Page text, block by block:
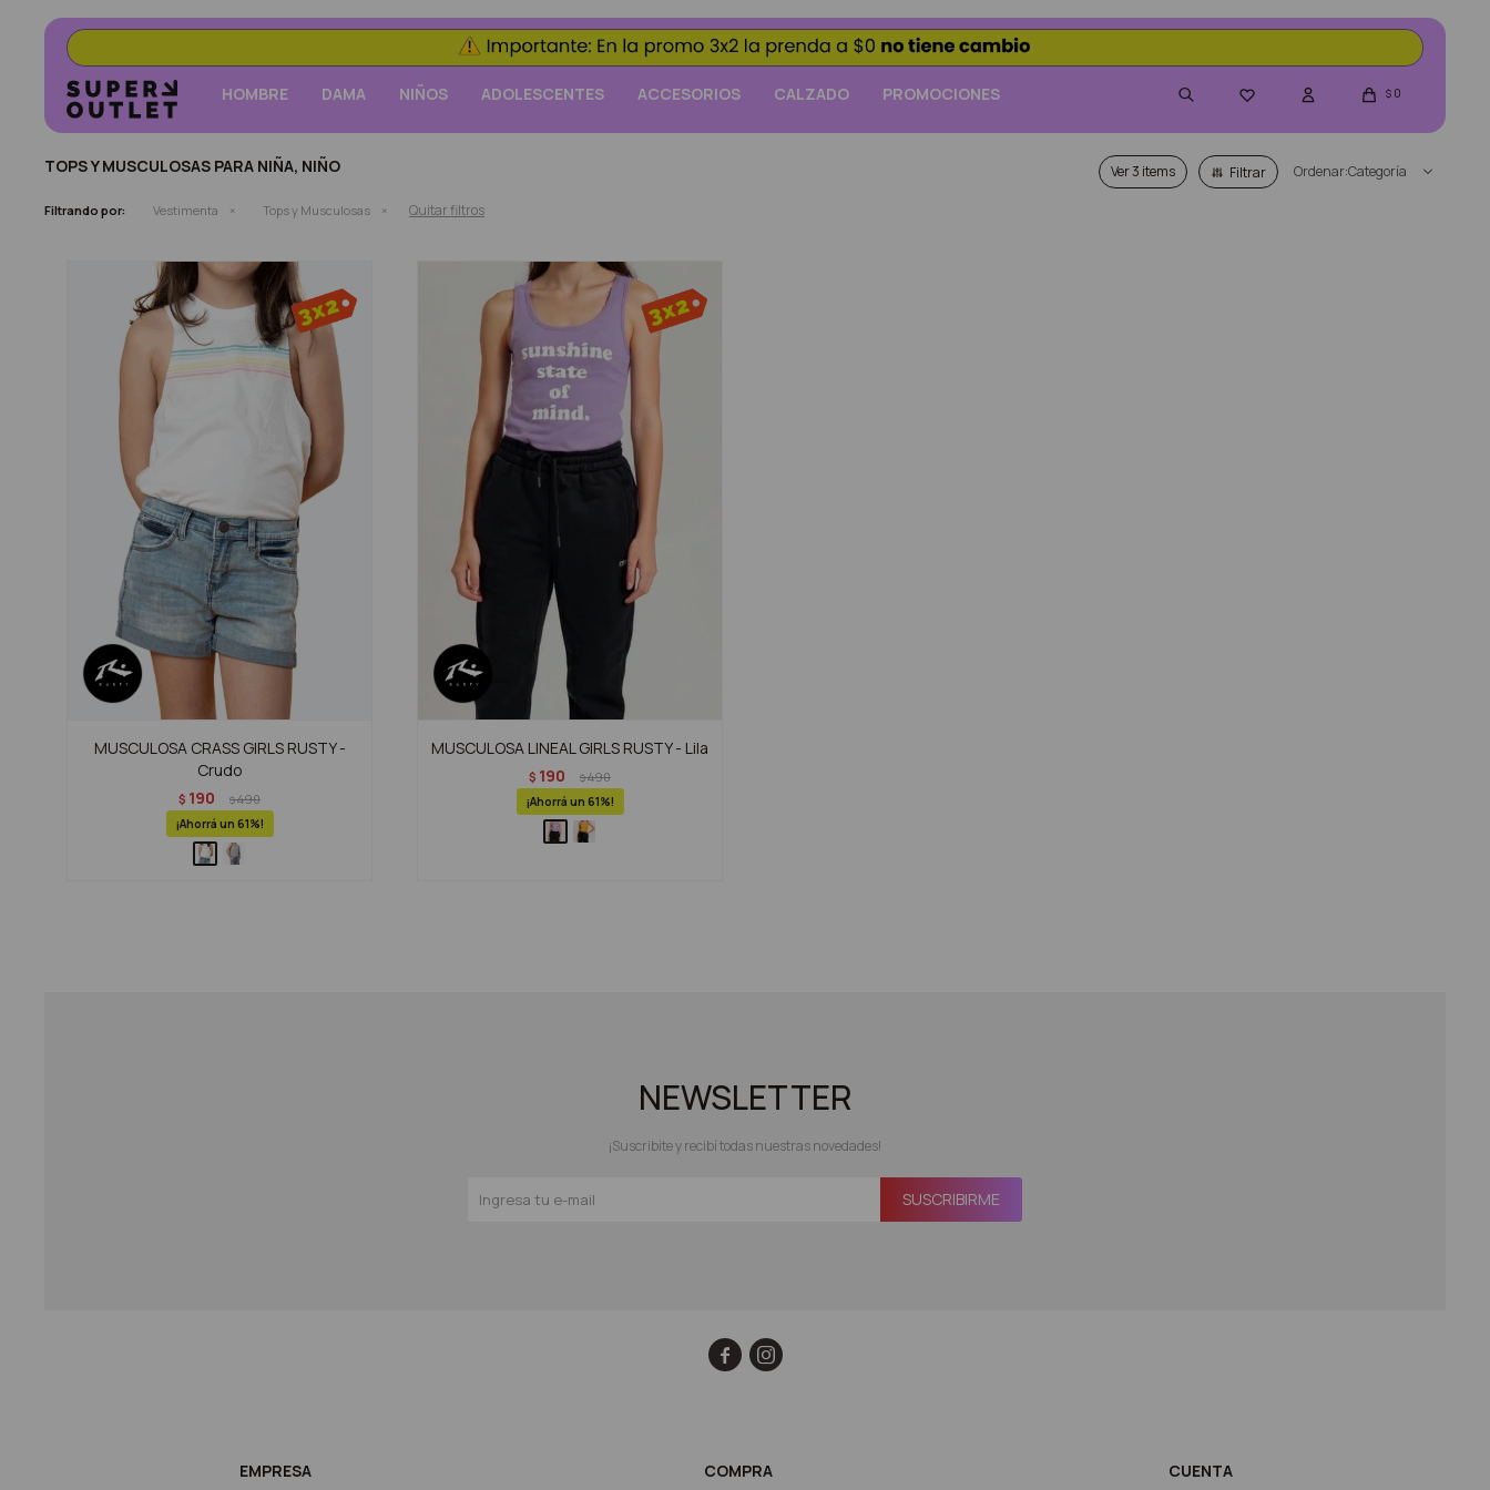
HOMBRE DAMA NIÑOS ADOLESCENTES ACCESORIOS CALZADO PROMOCIONES  $ 0
TOPS Y MUSCULOSAS PARA NIÑA, NIÑO Ver Categoría
Filtrando por: Vestimenta Tops y Musculosas Quitar filtros
MUSCULOSA CRASS GIRLS RUSTY -
Crudo
$ 190 $490
61
MUSCULOSA LINEAL GIRLS RUSTY - Lila
$ 190 $490
61
EMPRESA COMPRA CUENTA
NEWSLETTER
¡Suscribite y recibí todas nuestras novedades!
SUSCRIBIRME
 